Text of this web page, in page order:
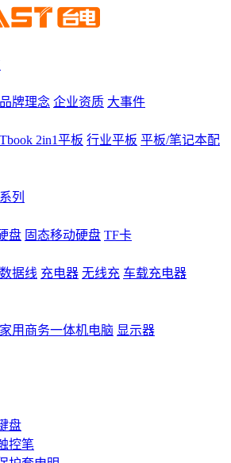
品牌理念 企业资质 大事件
Tbook 2in1平板 行业平板 平板/笔记本配
列
盘 固态移动硬盘 TF卡
数据线 充电器 无线充 车载充电器
家用商务一体机电脑 显示器
盘
控笔